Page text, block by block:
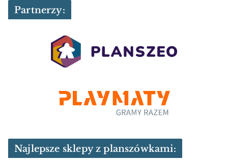
Partnerzy:
Najlepsze sklepy z planszówkami: